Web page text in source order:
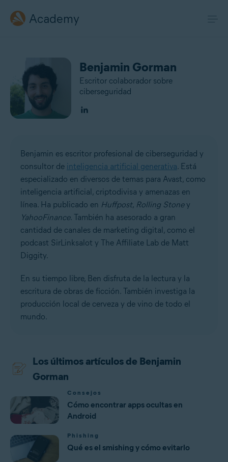
Academy
Benjamin Gorman
Escritor colaborador sobre
ciberseguridad
Benjamin es escritor profesional de ciberseguridad y
consultor de inteligencia artificial generativa. Está
especializado en diversos de temas para Avast, como
inteligencia artificial, criptodivisa y amenazas en
línea. Ha publicado en Huffpost, Rolling Stoney
YahooFinance. También ha asesorado a gran
cantidad de canales de marketing digital, como el
podcast SirLinksalot y The Affiliate Lab de Matt
Diggity.
En su tiempo libre, Ben disfruta de la lectura y la
escritura de obras de ficción. También investiga la
producción local de cerveza y de vino de todo el
mundo.
Los últimos artículos de Benjamin
Gorman
Consejos
Cómo encontrar apps ocultas en
Android
Phishing
Qué es el smishing y cómo evitarlo